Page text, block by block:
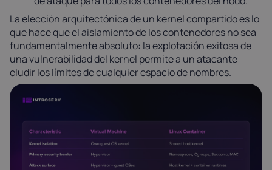
La elección arquitectónica de un kernel compartido es lo
que hace que el aislamiento de los contenedores no sea
fundamentalmente absoluto: la explotación exitosa de
una vulnerabilidad del kernel permite a un atacante
eludir los límites de cualquier espacio de nombres.